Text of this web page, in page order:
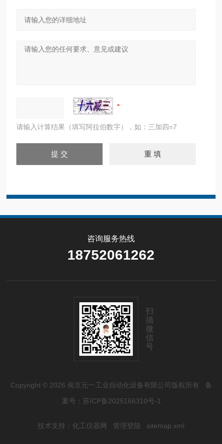
请输入计算结果（填写阿拉伯数字），如：三加四=7
咨询服务热线
18752061262
扫
描
微
信
号
Copyright © 2026 南京元一工业自动化设备有限公司版权所有 备
案号：苏ICP备2025166310号-1
技术支持： 化工仪器网 管理登陆 sitemap.xml